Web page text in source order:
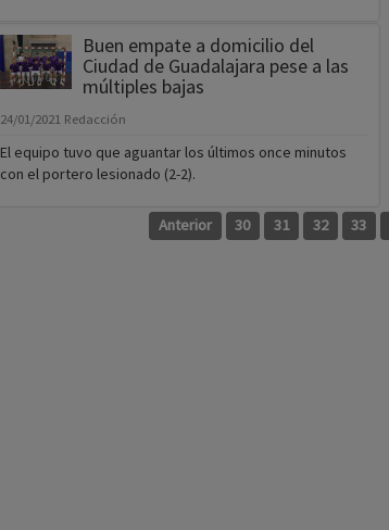
Buen empate a domicilio del
Ciudad de Guadalajara pese a las
múltiples bajas
24/01/2021 Redacción
El equipo tuvo que aguantar los últimos once minutos
con el portero lesionado (2-2).
Anterior 30 31 32 33